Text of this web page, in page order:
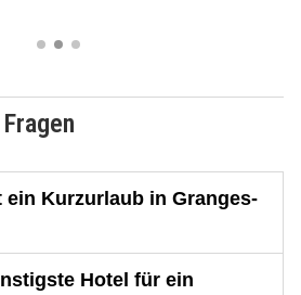
ein Kurzurlaub in Granges-
Hotel für ein